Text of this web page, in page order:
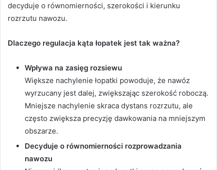
decyduje o równomierności, szerokości i kierunku
rozrzutu nawozu.
Dlaczego regulacja kąta łopatek jest tak ważna?
Wpływa na zasięg rozsiewu
Większe nachylenie łopatki powoduje, że nawóz
wyrzucany jest dalej, zwiększając szerokość roboczą.
Mniejsze nachylenie skraca dystans rozrzutu, ale
często zwiększa precyzję dawkowania na mniejszym
obszarze.
Decyduje o równomierności rozprowadzania
nawozu